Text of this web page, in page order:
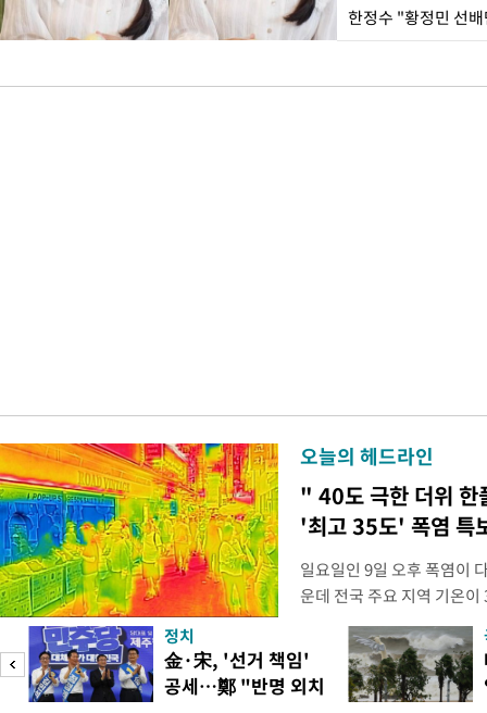
오늘의 헤드라인
" 40도 극한 더위 한
'최고 35도' 폭염 특
일요일인 9일 오후 폭염이
운데 전국 주요 지역 기온
더위가 꺾인 분위기다. 기
도(오산, 안성, 용인남부,
화순, 보성, 광양, 강진, 영
면 제외), 곡성북부, 곡성남
정치
金·宋, '선거 책임'
공세…鄭 "반명 외치